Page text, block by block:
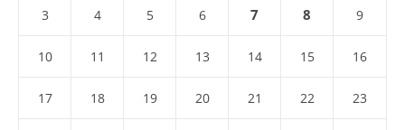
3 4 5 6 7 8 9
10 11 12 13 14 15 16
17 18 19 20 21 22 23